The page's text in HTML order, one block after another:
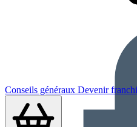
Conseils généraux Devenir